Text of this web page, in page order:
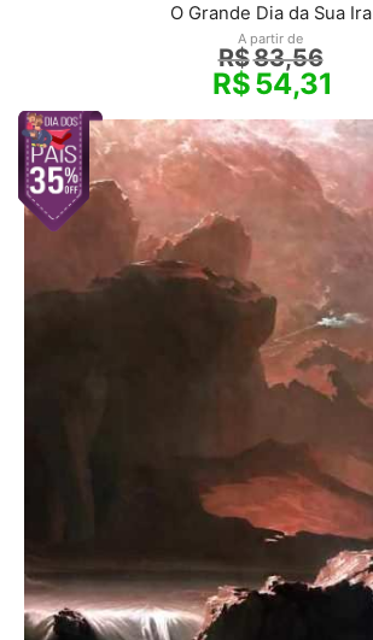
O Grande Dia da Sua Ira
A partir de
R$83,56
R$54,31